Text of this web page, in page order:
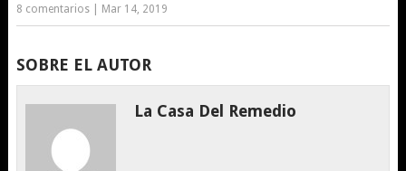
8 comentarios| Mar 14, 2019
SOBRE EL AUTOR
La Casa Del Remedio